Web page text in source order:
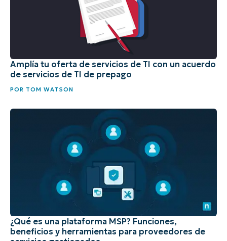
Amplía tu oferta de servicios de TI con un acuerdo
de servicios de TI de prepago
POR TOM WATSON
¿Qué es una plataforma MSP? Funciones,
beneficios y herramientas para proveedores de